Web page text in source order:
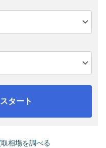
タート
相場を調べる